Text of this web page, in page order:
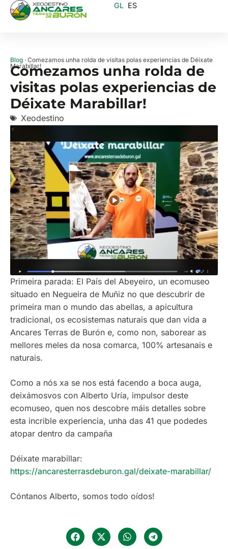
GL ES
Blog · Comezamos unha rolda de visitas polas experiencias de Déixate
Marabillar!
Comezamos unha rolda de
visitas polas experiencias de
Déixate Marabillar!
Xeodestino
Primeira parada: El País del Abeyeiro, un ecomuseo
situado en Negueira de Muñiz no que descubrir de
primeira man o mundo das abellas, a apicultura
tradicional, os ecosistemas naturais que dan vida a
Ancares Terras de Burón e, como non, saborear as
mellores meles da nosa comarca, 100% artesanais e
naturais.
Como a nós xa se nos está facendo a boca auga,
deixámosvos con Alberto Uría, impulsor deste
ecomuseo, quen nos descobre máis detalles sobre
esta incrible experiencia, unha das 41 que podedes
atopar dentro da campaña
Déixate marabillar:
https://ancaresterrasdeburon.gal/deixate-marabillar/
Cóntanos Alberto, somos todo oídos!